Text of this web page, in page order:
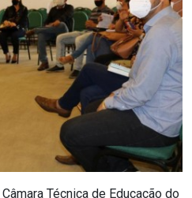
Técnica de Educação do